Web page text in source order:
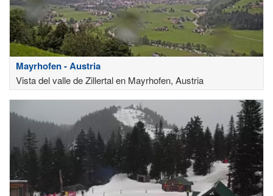
Mayrhofen - Austria
Vista del valle de Zillertal en Mayrhofen, Austria